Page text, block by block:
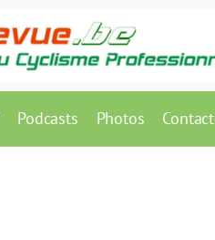
Podcasts Photos Contact